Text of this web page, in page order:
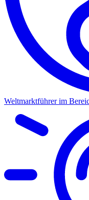
Weltmarktführer im